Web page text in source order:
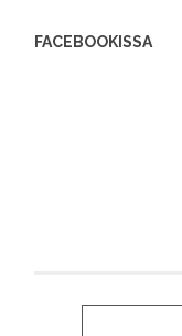
FACEBOOKISSA